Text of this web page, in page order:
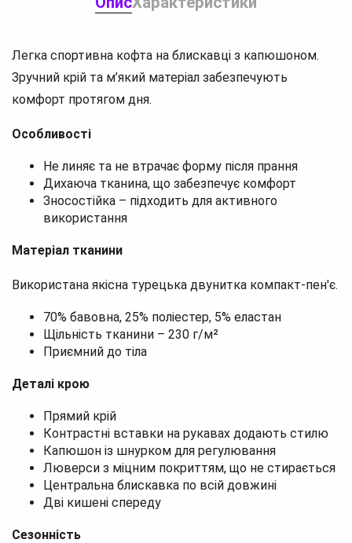
Легка спортивна кофта на блискавці з капюшоном.
Зручний крій та м’який матеріал забезпечують
комфорт протягом дня.
Особливості
Не линяє та не втрачає форму після прання
Дихаюча тканина, що забезпечує комфорт
Зносостійка – підходить для активного
використання
Матеріал тканини
Використана якісна турецька двунитка компакт-пен'є.
70% бавовна, 25% поліестер, 5% еластан
Щільність тканини – 230 г/м²
Приємний до тіла
Деталі крою
Прямий крій
Контрастні вставки на рукавах додають стилю
Капюшон із шнурком для регулювання
Люверси з міцним покриттям, що не стирається
Центральна блискавка по всій довжині
Дві кишені спереду
Сезонність